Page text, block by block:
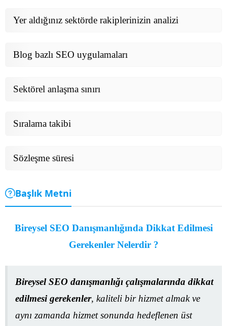
Yer aldığınız sektörde rakiplerinizin analizi
Blog bazlı SEO uygulamaları
Sektörel anlaşma sınırı
Sıralama takibi
Sözleşme süresi
Başlık Metni
Bireysel SEO Danışmanlığında Dikkat Edilmesi
Gerekenler Nelerdir ?
Bireysel SEO danışmanlığı çalışmalarında dikkat
edilmesi gerekenler, kaliteli bir hizmet almak ve
aynı zamanda hizmet sonunda hedeflenen üst